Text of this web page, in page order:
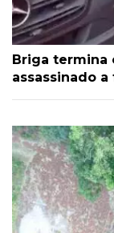
Briga termina
assassinado a